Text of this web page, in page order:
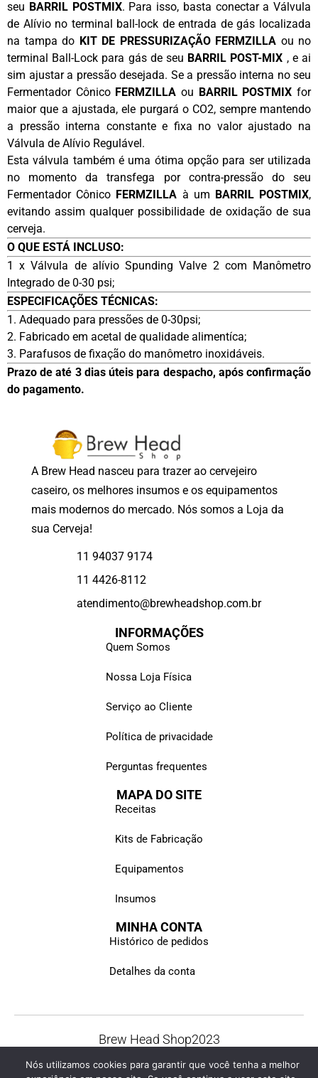
seu BARRIL POSTMIX. Para isso, basta conectar a Válvula
de Alívio no terminal ball-lock de entrada de gás localizada
na tampa do KIT DE PRESSURIZAÇÃO FERMZILLA ou no
terminal Ball-Lock para gás de seu BARRIL POST-MIX , e ai
sim ajustar a pressão desejada. Se a pressão interna no seu
Fermentador Cônico FERMZILLA ou BARRIL POSTMIX for
maior que a ajustada, ele purgará o CO2, sempre mantendo
a pressão interna constante e fixa no valor ajustado na
Válvula de Alívio Regulável.
Esta válvula também é uma ótima opção para ser utilizada
no momento da transfega por contra-pressão do seu
Fermentador Cônico FERMZILLA à um BARRIL POSTMIX,
evitando assim qualquer possibilidade de oxidação de sua
cerveja.
O QUE ESTÁ INCLUSO:
1 x Válvula de alívio Spunding Valve 2 com Manômetro
Integrado de 0-30 psi;
ESPECIFICAÇÕES TÉCNICAS:
1. Adequado para pressões de 0-30psi;
2. Fabricado em acetal de qualidade alimentíca;
3. Parafusos de fixação do manômetro inoxidáveis.
Prazo de até 3 dias úteis para despacho, após confirmação
do pagamento.
A Brew Head nasceu para trazer ao cervejeiro
caseiro, os melhores insumos e os equipamentos
mais modernos do mercado. Nós somos a Loja da
sua Cerveja!
11 94037 9174
11 4426-8112
atendimento@brewheadshop.com.br
INFORMAÇÕES
Quem Somos
Nossa Loja Física
Serviço ao Cliente
Política de privacidade
Perguntas frequentes
MAPA DO SITE
Receitas
Kits de Fabricação
Equipamentos
Insumos
MINHA CONTA
Histórico de pedidos
Detalhes da conta
Brew Head Shop2023
© Todos os direitos reservados
Nós utilizamos cookies para garantir que você tenha a melhor